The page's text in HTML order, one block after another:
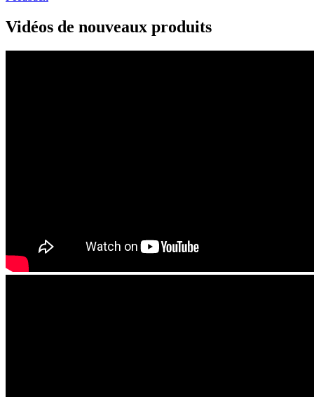
Vidéos de nouveaux produits